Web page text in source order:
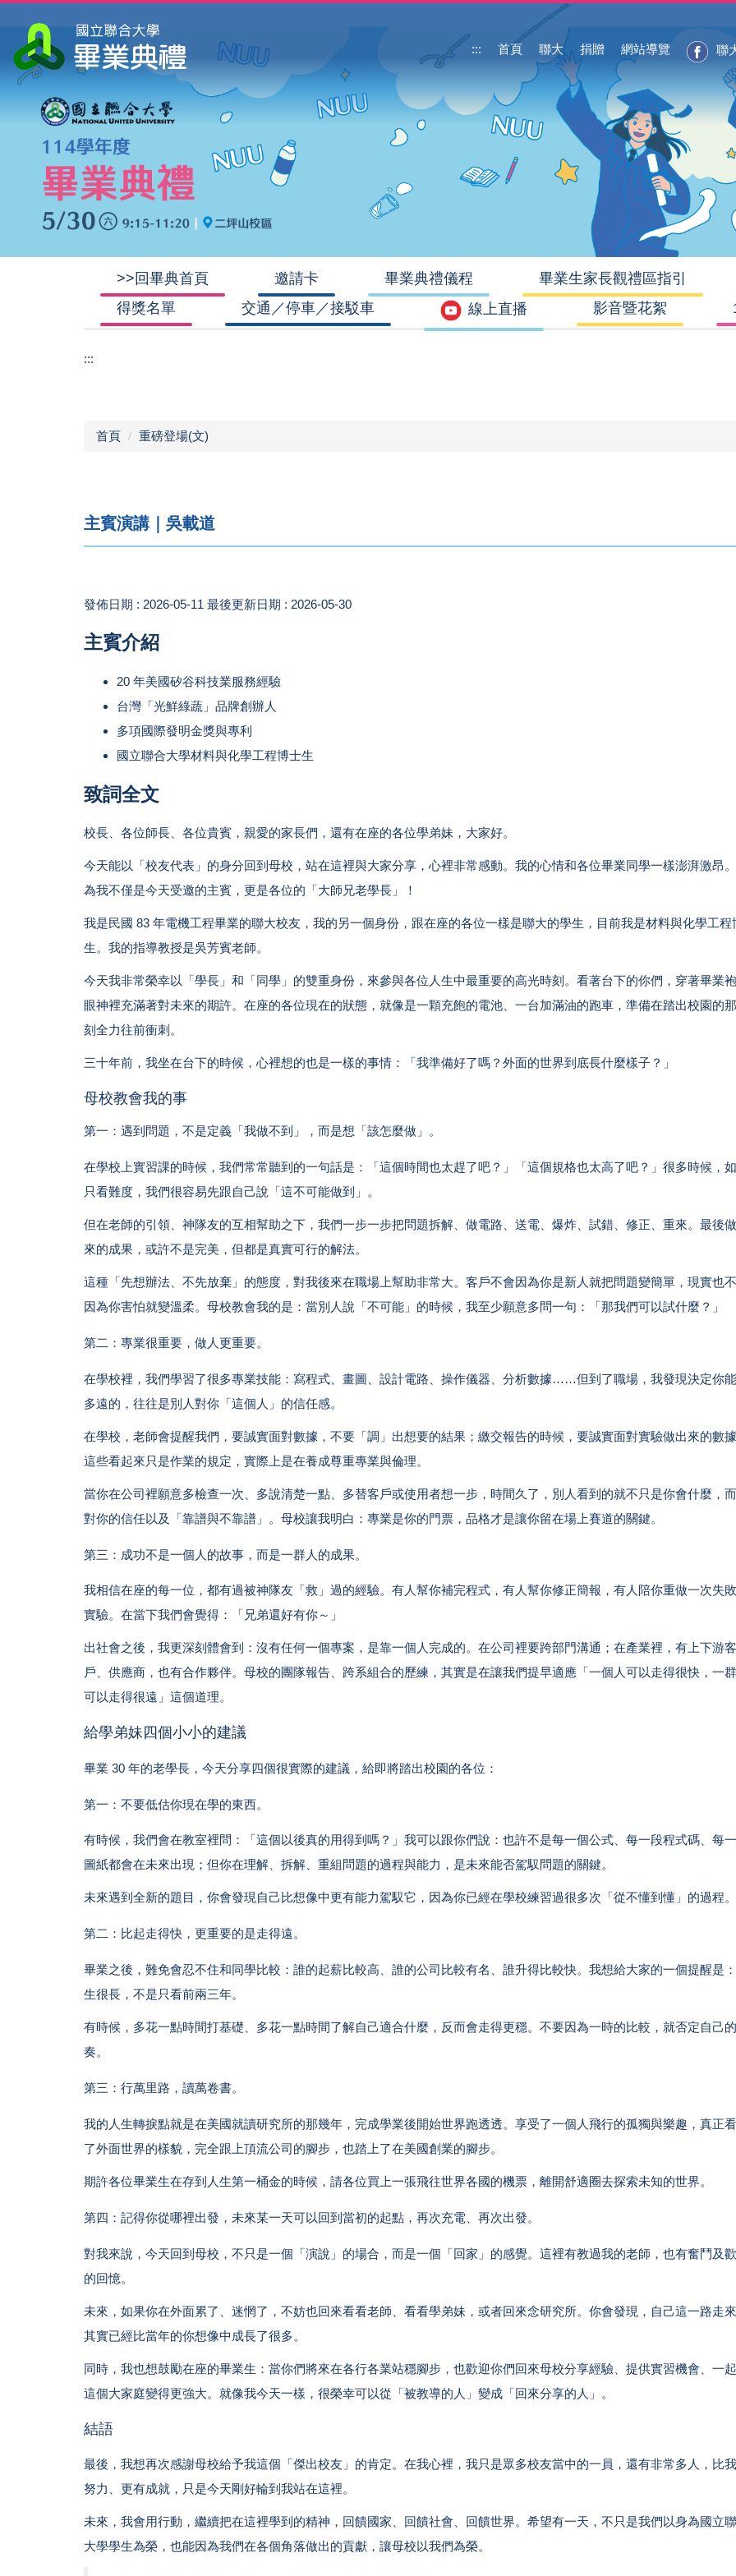
主
要
內
::: 首頁 聯大 捐贈 網站導覽
>>回畢典首頁 邀請卡 畢業典禮儀程 畢業生家長觀禮區指引
得獎名單
交通／停車／接駁車 線上直播 影音暨花絮
:::
首頁 重磅登場(文)
主賓演講｜吳載道
發佈日期 : 2026-05-11 最後更新日期 : 2026-05-30
主賓介紹
20 年美國矽谷科技業服務經驗
台灣「光鮮綠蔬」品牌創辦人
多項國際發明金獎與專利
國立聯合大學材料與化學工程博士生
致詞全文
校長、各位師長、各位貴賓，親愛的家長們，還有在座的各位學弟妹，大家好。
今天能以「校友代表」的身分回到母校，站在這裡與大家分享，心裡非常感動。我的心情和各位畢業同學一樣澎湃激昂
為我不僅是今天受邀的主賓，更是各位的「大師兄老學長」！
我是民國 83 年電機工程畢業的聯大校友，我的另一個身份，跟在座的各位一樣是聯大的學生，目前我是材料與化學工程
生。我的指導教授是吳芳賓老師。
今天我非常榮幸以「學長」和「同學」的雙重身份，來參與各位人生中最重要的高光時刻。看著台下的你們，穿著畢業袍
眼神裡充滿著對未來的期許。在座的各位現在的狀態，就像是一顆充飽的電池、一台加滿油的跑車，準備在踏出校園的
刻全力往前衝刺。
三十年前，我坐在台下的時候，心裡想的也是一樣的事情：「我準備好了嗎？外面的世界到底長什麼樣子？」
母校教會我的事
第一：遇到問題，不是定義「我做不到」，而是想「該怎麼做」。
在學校上實習課的時候，我們常常聽到的一句話是：「這個時間也太趕了吧？」「這個規格也太高了吧？」很多時候，
只看難度，我們很容易先跟自己說「這不可能做到」。
但在老師的引領、神隊友的互相幫助之下，我們一步一步把問題拆解、做電路、送電、爆炸、試錯、修正、重來。最後
來的成果，或許不是完美，但都是真實可行的解法。
這種「先想辦法、不先放棄」的態度，對我後來在職場上幫助非常大。客戶不會因為你是新人就把問題變簡單，現實也
因為你害怕就變溫柔。母校教會我的是：當別人說「不可能」的時候，我至少願意多問一句：「那我們可以試什麼？」
第二：專業很重要，做人更重要。
在學校裡，我們學習了很多專業技能：寫程式、畫圖、設計電路、操作儀器、分析數據……但到了職場，我發現決定你
多遠的，往往是別人對你「這個人」的信任感。
在學校，老師會提醒我們，要誠實面對數據，不要「調」出想要的結果；繳交報告的時候，要誠實面對實驗做出來的數據
這些看起來只是作業的規定，實際上是在養成尊重專業與倫理。
當你在公司裡願意多檢查一次、多說清楚一點、多替客戶或使用者想一步，時間久了，別人看到的就不只是你會什麼，
對你的信任以及「靠譜與不靠譜」。母校讓我明白：專業是你的門票，品格才是讓你留在場上賽道的關鍵。
第三：成功不是一個人的故事，而是一群人的成果。
我相信在座的每一位，都有過被神隊友「救」過的經驗。有人幫你補完程式，有人幫你修正簡報，有人陪你重做一次失
實驗。在當下我們會覺得：「兄弟還好有你～」
出社會之後，我更深刻體會到：沒有任何一個專案，是靠一個人完成的。在公司裡要跨部門溝通；在產業裡，有上下游客
戶、供應商，也有合作夥伴。母校的團隊報告、跨系組合的歷練，其實是在讓我們提早適應「一個人可以走得很快，一
可以走得很遠」這個道理。
給學弟妹四個小小的建議
畢業 30 年的老學長，今天分享四個很實際的建議，給即將踏出校園的各位：
第一：不要低估你現在學的東西。
有時候，我們會在教室裡問：「這個以後真的用得到嗎？」我可以跟你們說：也許不是每一個公式、每一段程式碼、每
圖紙都會在未來出現；但你在理解、拆解、重組問題的過程與能力，是未來能否駕馭問題的關鍵。
未來遇到全新的題目，你會發現自己比想像中更有能力駕馭它，因為你已經在學校練習過很多次「從不懂到懂」的過程。
第二：比起走得快，更重要的是走得遠。
畢業之後，難免會忍不住和同學比較：誰的起薪比較高、誰的公司比較有名、誰升得比較快。我想給大家的一個提醒是
生很長，不是只看前兩三年。
有時候，多花一點時間打基礎、多花一點時間了解自己適合什麼，反而會走得更穩。不要因為一時的比較，就否定自己
奏。
第三：行萬里路，讀萬卷書。
我的人生轉捩點就是在美國就讀研究所的那幾年，完成學業後開始世界跑透透。享受了一個人飛行的孤獨與樂趣，真正看
了外面世界的樣貌，完全跟上頂流公司的腳步，也踏上了在美國創業的腳步。
期許各位畢業生在存到人生第一桶金的時候，請各位買上一張飛往世界各國的機票，離開舒適圈去探索未知的世界。
第四：記得你從哪裡出發，未來某一天可以回到當初的起點，再次充電、再次出發。
對我來說，今天回到母校，不只是一個「演說」的場合，而是一個「回家」的感覺。這裡有教過我的老師，也有奮鬥及
的回憶。
未來，如果你在外面累了、迷惘了，不妨也回來看看老師、看看學弟妹，或者回來念研究所。你會發現，自己這一路走來
其實已經比當年的你想像中成長了很多。
同時，我也想鼓勵在座的畢業生：當你們將來在各行各業站穩腳步，也歡迎你們回來母校分享經驗、提供實習機會、一
這個大家庭變得更強大。就像我今天一樣，很榮幸可以從「被教導的人」變成「回來分享的人」。
結語
最後，我想再次感謝母校給予我這個「傑出校友」的肯定。在我心裡，我只是眾多校友當中的一員，還有非常多人，比
努力、更有成就，只是今天剛好輪到我站在這裡。
未來，我會用行動，繼續把在這裡學到的精神，回饋國家、回饋社會、回饋世界。希望有一天，不只是我們以身為國立
大學學生為榮，也能因為我們在各個角落做出的貢獻，讓母校以我們為榮。